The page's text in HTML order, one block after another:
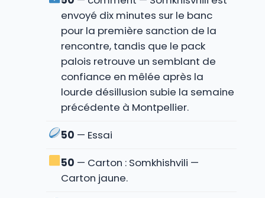
envoyé dix minutes sur le banc
pour la première sanction de la
rencontre, tandis que le pack
palois retrouve un semblant de
confiance en mêlée après la
lourde désillusion subie la semaine
précédente à Montpellier.
50 — Essai
50 — Carton : Somkhishvili —
Carton jaune.